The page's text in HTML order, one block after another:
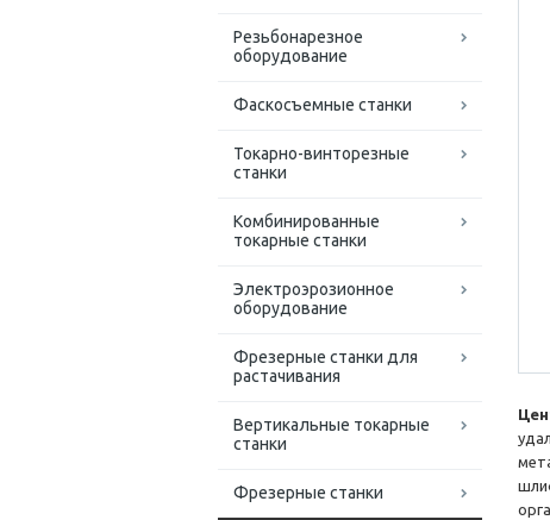
Резьбонарезное
оборудование
Фаскосъемные станки
Токарно-винторезные
станки
Комбинированные
токарные станки
Электроэрозионное
оборудование
Фрезерные станки для
растачивания
Вертикальные токарные
станки
Фрезерные станки